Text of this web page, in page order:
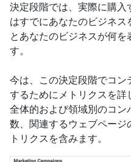
決定段階では、実際に購入
はすでにあなたのビジネ
とあなたのビジネスが何を
す。
今は、この決定段階でコ
するためにメトリクスを詳
全体的および領域別のコン
数、関連するウェブページ
トリクスを含みます。